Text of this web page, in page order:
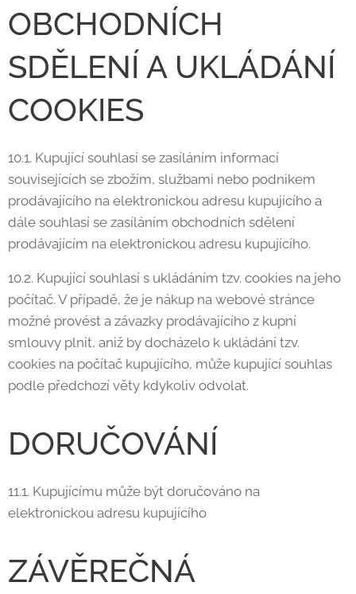
OBCHODNÍCH
SDĚLENÍ A UKLÁDÁNÍ
COOKIES
10.1. Kupující souhlasí se zasíláním informací
souvisejících se zbožím, službami nebo podnikem
prodávajícího na elektronickou adresu kupujícího a
dále souhlasí se zasíláním obchodních sdělení
prodávajícím na elektronickou adresu kupujícího.
10.2. Kupující souhlasí s ukládáním tzv. cookies na jeho
počítač. V případě, že je nákup na webové stránce
možné provést a závazky prodávajícího z kupní
smlouvy plnit, aniž by docházelo k ukládání tzv.
cookies na počítač kupujícího, může kupující souhlas
podle předchozí věty kdykoliv odvolat.
DORUČOVÁNÍ
11.1. Kupujícímu může být doručováno na
elektronickou adresu kupujícího
ZÁVĚREČNÁ